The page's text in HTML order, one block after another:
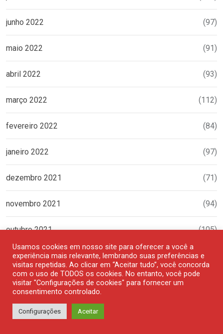
junho 2022 (97)
maio 2022 (91)
abril 2022 (93)
março 2022 (112)
fevereiro 2022 (84)
janeiro 2022 (97)
dezembro 2021 (71)
novembro 2021 (94)
outubro 2021 (105)
setembro 2021 (84)
agosto 2021
julho 2021
Usamos cookies em nosso site para oferecer a você a
experiência mais relevante, lembrando suas preferências e
visitas repetidas. Ao clicar em “Aceitar tudo”, você concorda
com o uso de TODOS os cookies. No entanto, você pode
visitar "Configurações de cookies" para fornecer um
consentimento controlado.
Configurações Aceitar